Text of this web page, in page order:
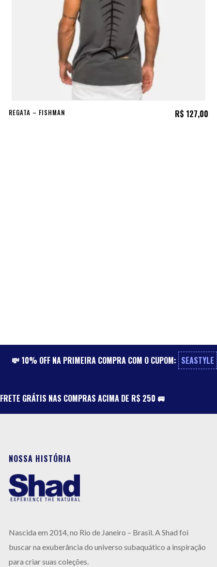
REGATA – FISHMAN R$ 127,00
💸 10% OFF NA PRIMEIRA COMPRA COM O CUPOM: SEASTYLE
FRETE GRÁTIS NAS COMPRAS ACIMA DE R$ 250 🚐
NOSSA HISTÓRIA
Nascida em 2014, no Rio de Janeiro – Brasil. A Shad foi
buscar na exuberância do universo subaquático a inspiração
para criar suas coleções.